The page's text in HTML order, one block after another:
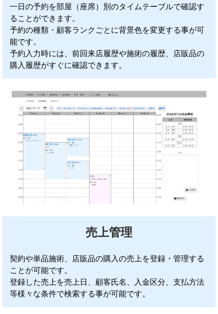
一日の予約を部屋（座席）別のタイムテーブルで確認す
ることができます。
予約の種類・顧客ランクごとに背景色を変更する事が可
能です。
予約入力時には、前回来店履歴や施術の履歴、店販品の
購入履歴がすぐに確認できます。
売上管理
契約や単品施術、店販品の購入の売上を登録・管理する
ことが可能です。
登録した売上を売上日、顧客氏名、入金区分、支払方法
等様々な条件で検索する事が可能です。